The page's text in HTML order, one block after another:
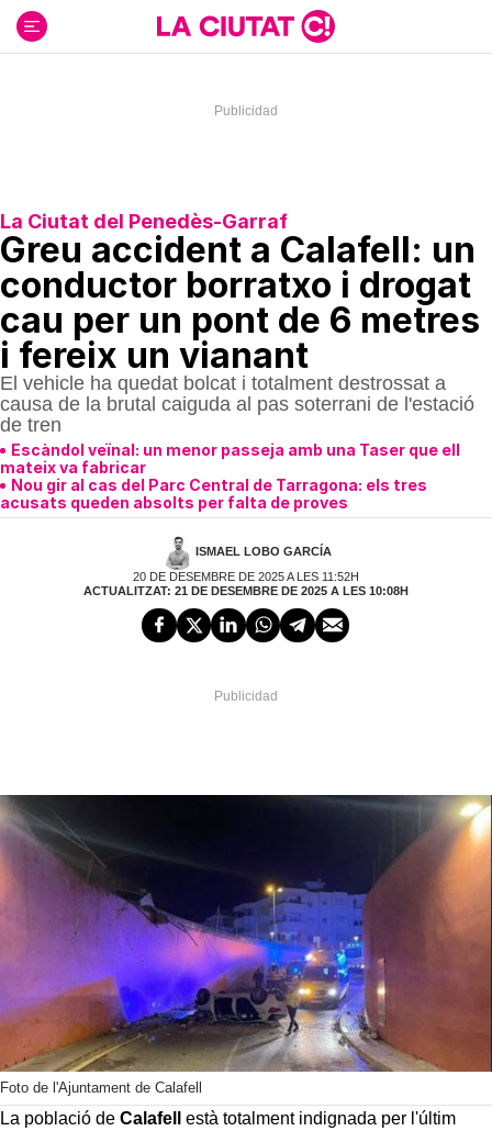
contenido
La Ciutat del Penedès-Garraf
Greu accident a Calafell: un
conductor borratxo i drogat
cau per un pont de 6 metres
i fereix un vianant
El vehicle ha quedat bolcat i totalment destrossat a
causa de la brutal caiguda al pas soterrani de l'estació
de tren
Escàndol veïnal: un menor passeja amb una Taser que ell
mateix va fabricar
Nou gir al cas del Parc Central de Tarragona: els tres
acusats queden absolts per falta de proves
ISMAEL LOBO GARCÍA
20 DE DESEMBRE DE 2025 A LES 11:52H
ACTUALITZAT: 21 DE DESEMBRE DE 2025 A LES 10:08H
Foto de l'Ajuntament de Calafell
La població de Calafell està totalment indignada per l'últim